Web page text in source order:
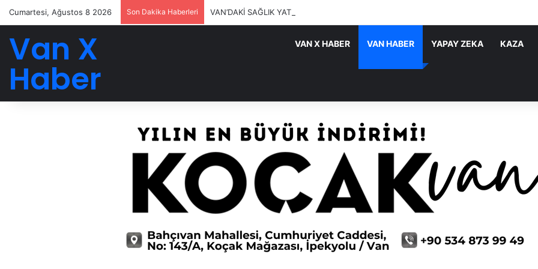
Cumartesi, Ağustos 8 2026 Son Dakika Haberleri VAN’DAKİ SAĞLIK YATIRIMLARI SÜRÜYOR
Van X
Haber
VAN X HABER VAN HABER YAPAY ZEKA KAZA